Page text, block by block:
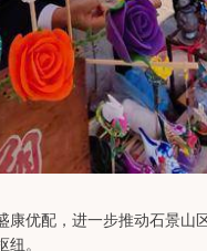
优配，进一步推动石景山
。